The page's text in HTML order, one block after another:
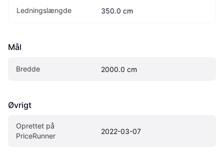
Ledningslængde 350.0 cm
Mål
Bredde 2000.0 cm
Øvrigt
Oprettet på
PriceRunner
2022-03-07